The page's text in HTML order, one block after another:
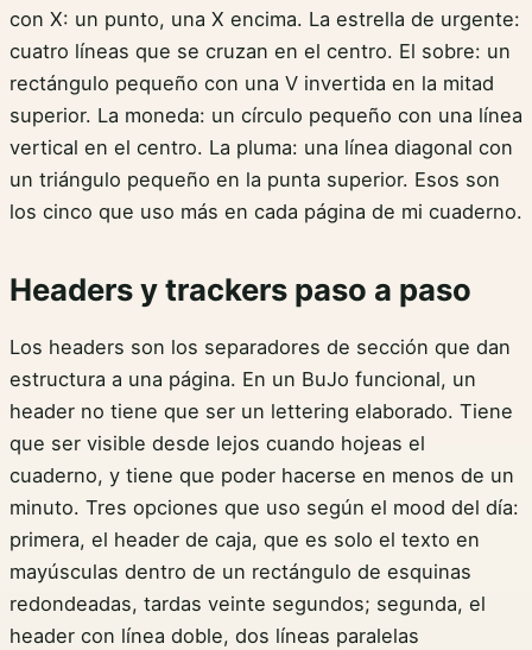
con X: un punto, una X encima. La estrella de urgente:
cuatro líneas que se cruzan en el centro. El sobre: un
rectángulo pequeño con una V invertida en la mitad
superior. La moneda: un círculo pequeño con una línea
vertical en el centro. La pluma: una línea diagonal con
un triángulo pequeño en la punta superior. Esos son
los cinco que uso más en cada página de mi cuaderno.
Headers y trackers paso a paso
Los headers son los separadores de sección que dan
estructura a una página. En un BuJo funcional, un
header no tiene que ser un lettering elaborado. Tiene
que ser visible desde lejos cuando hojeas el
cuaderno, y tiene que poder hacerse en menos de un
minuto. Tres opciones que uso según el mood del día:
primera, el header de caja, que es solo el texto en
mayúsculas dentro de un rectángulo de esquinas
redondeadas, tardas veinte segundos; segunda, el
header con línea doble, dos líneas paralelas